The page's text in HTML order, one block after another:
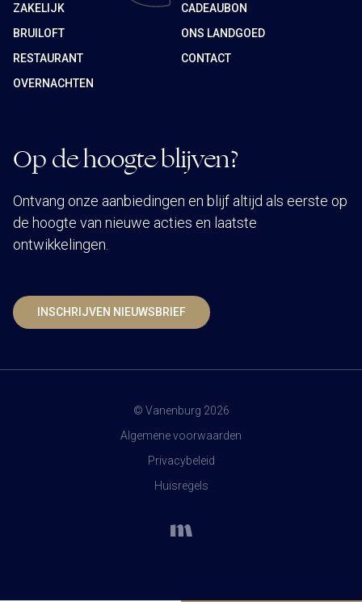
ZAKELIJK
CADEAUBON
BRUILOFT
ONS LANDGOED
RESTAURANT
CONTACT
OVERNACHTEN
Op de hoogte blijven?
Ontvang onze aanbiedingen en blijf altijd als eerste op
de hoogte van nieuwe acties en laatste
ontwikkelingen.
INSCHRIJVEN NIEUWSBRIEF
© Vanenburg 2026
Algemene voorwaarden
Privacybeleid
Huisregels